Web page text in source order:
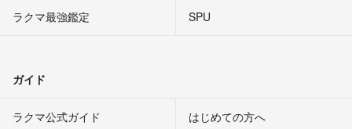
ラクマ最強鑑定
SPU
ガイド
ラクマ公式ガイド はじめての方へ